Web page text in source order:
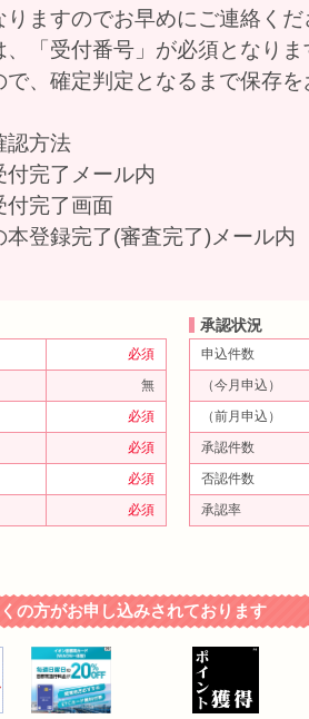
りますのでお早めにご連絡くだ
「受付番号」が必須となり
で、確定判定となるまで保存
認方法
付完了メール内
付完了画面
本登録完了(審査完了)メール内
必須
無
必須
必須
必須
必須
承認状況
申込件数
（今月申込）
（前月申込）
承認件数
否認件数
承認率
の方がお申し込みされております